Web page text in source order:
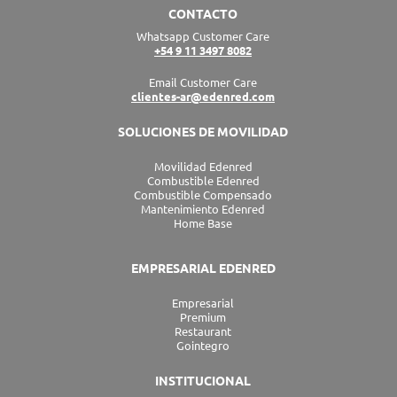
r
a
m
b
o
o
k
t
e
r
CONTACTO
Whatsapp Customer Care
+54 9 11 3497 8082
Email Customer Care
clientes-ar@edenred.com
SOLUCIONES DE MOVILIDAD
Movilidad Edenred
Combustible Edenred
Combustible Compensado
Mantenimiento Edenred
Home Base
EMPRESARIAL EDENRED
Empresarial
Premium
Restaurant
Gointegro
INSTITUCIONAL